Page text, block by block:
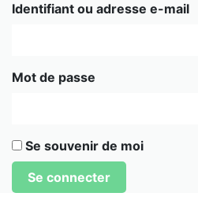
Identifiant ou adresse e-mail
Mot de passe
Se souvenir de moi